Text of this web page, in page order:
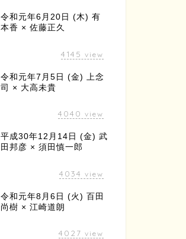
令和元年6月20日 (木) 有
本香 × 佐藤正久
4145 view
令和元年7月5日 (金) 上念
司 × 大高未貴
4040 view
平成30年12月14日 (金) 武
田邦彦 × 須田慎一郎
4034 view
令和元年8月6日 (火) 百田
尚樹 × 江崎道朗
4027 view